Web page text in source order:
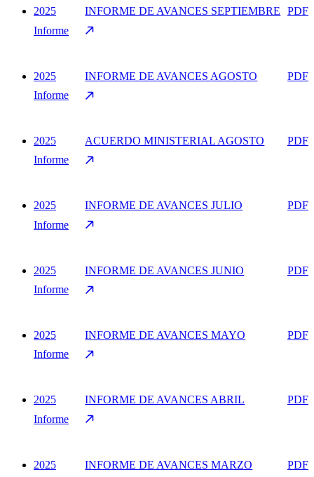
2025 INFORME DE AVANCES SEPTIEMBRE
PDF
Informe
2025 INFORME DE AVANCES AGOSTO
PDF
Informe
2025 ACUERDO MINISTERIAL AGOSTO
PDF
Informe
2025 INFORME DE AVANCES JULIO
PDF
Informe
2025 INFORME DE AVANCES JUNIO
PDF
Informe
2025 INFORME DE AVANCES MAYO
PDF
Informe
2025 INFORME DE AVANCES ABRIL
PDF
Informe
2025 INFORME DE AVANCES MARZO
PDF